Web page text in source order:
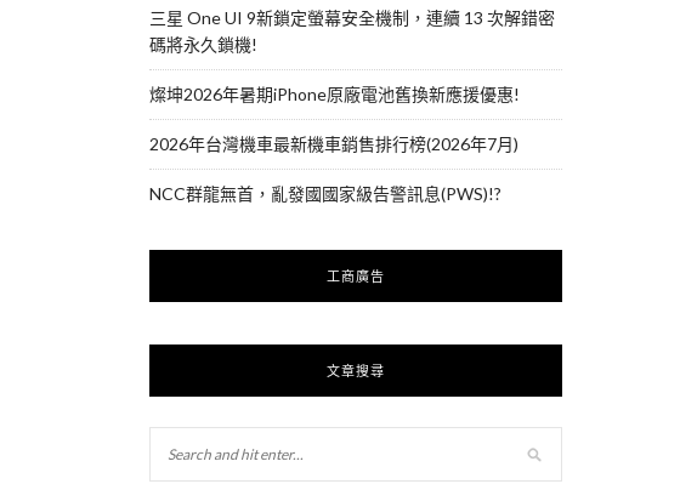
三星 One UI 9新鎖定螢幕安全機制，連續 13 次解錯密
碼將永久鎖機!
燦坤2026年暑期iPhone原廠電池舊換新應援優惠!
2026年台灣機車最新機車銷售排行榜(2026年7月)
NCC群龍無首，亂發國國家級告警訊息(PWS)!?
工商廣告
文章搜尋